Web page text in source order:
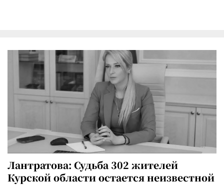
Лантратова: Судьба 302 жителей
Курской области остается неизвестной